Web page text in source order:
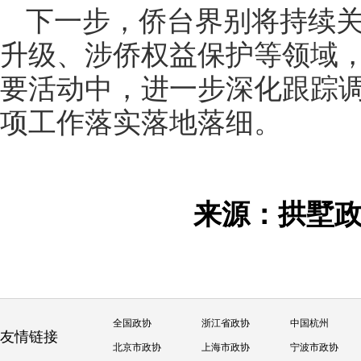
下一步，侨台界别将持续
升级、涉侨权益保护等领域
要活动中，进一步深化跟踪
项工作落实落地落细。
来源：拱
友情链接
全国政协 浙江省政协 中国杭州
北京市政协 上海市政协 宁波市政协